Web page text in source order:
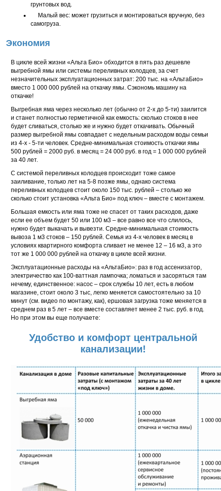
грунтовых вод.
Малый вес: может грузиться и монтироваться вручную, без
самогруза.
Экономия
В цикле всей жизни «Альта Био» обходится в пять раз дешевле
выгребной ямы или системы переливных колодцев, за счет
незначительных эксплуатационных затрат: 200 тыс. на «АльтаБио»
вместо 1 000 000 рублей на откачку ямы. Сэкономь машину на
откачке!
Выгребная яма через несколько лет (обычно от 2-х до 5-ти) заилится
и станет полностью герметичной как емкость: сколько стоков в нее
будет сливаться, столько же и нужно будет откачивать. Обычный
размер выгребной ямы совпадает с недельным расходом воды семьи
из 4-х - 5-ти человек. Средне-минимальная стоимость откачки ямы
500 рублей = 2000 руб. в месяц = 24 000 руб. в год = 1 000 000 рублей
за 40 лет.
С системой переливных колодцев происходит тоже самое
заиливание, только лет на 5-8 позже ямы, однако система
переливных колодцев стоит около 150 тыс. рублей – столько же
сколько стоит установка «Альта Био» под ключ – вместе с монтажем.
Большая емкость или яма тоже не спасет от таких расходов, даже
если ее объем будет 50 или 100 м3 – все равно все что слилось,
нужно будет выкачать и вывезти. Средне-минимальная стоимость
вывоза 1 м3 стоков – 150 рублей. Семья из 4-х человек в месяц в
условиях квартирного комфорта сливает не менее 12 – 16 м3, а это
тот же 1 000 000 рублей на откачку в цикле всей жизни.
Эксплуатационные расходы на «АльтаБио»: раз в год ассенизатор,
электричество как 100-ваттная лампочка; ломаться и засоряться там
нечему, единственное: насос – срок службы 10 лет, есть в любом
магазине, стоит около 3 тыс, легко меняется самостоятельно за 10
минут (см. видео по монтажу, как), ершовая загрузка тоже меняется в
среднем раз в 5 лет – все вместе составляет менее 2 тыс. руб. в год.
Но при этом вы еще получаете:
Удобство и комфорт центральной
канализации!